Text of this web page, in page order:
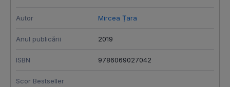
Autor Mircea Țara
Anul publicării 2019
ISBN 9786069027042
Scor Bestseller